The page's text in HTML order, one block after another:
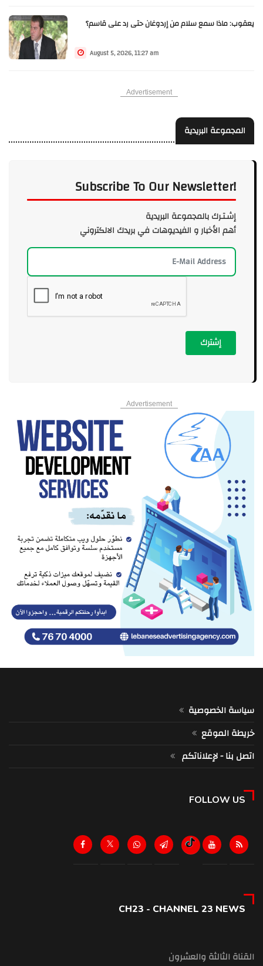
يعقوب: ماذا سمع سلام من إردوغان حتى رد على قاسم؟
August 5, 2026, 11:27 am
Advertisement
المجموعة البريدية
Subscribe To Our Newsletter!
إشـتـرك بالمجموعة البريدية
أهم الأخبار و الفيديوهات في بريدك الالكتروني
إشترك
Advertisement
سياسة الخصوصية
خريطة الموقع
اتصل بنا - لإعلاناتكم
FOLLOW US
CH23 - CHANNEL 23 NEWS
القناة الثالثة والعشرون